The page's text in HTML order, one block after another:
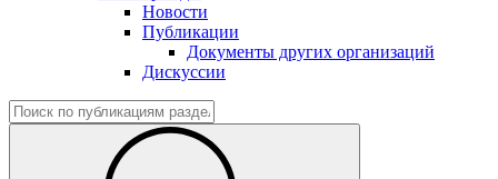
Новости
Публикации
Документы других организаций
Дискуссии